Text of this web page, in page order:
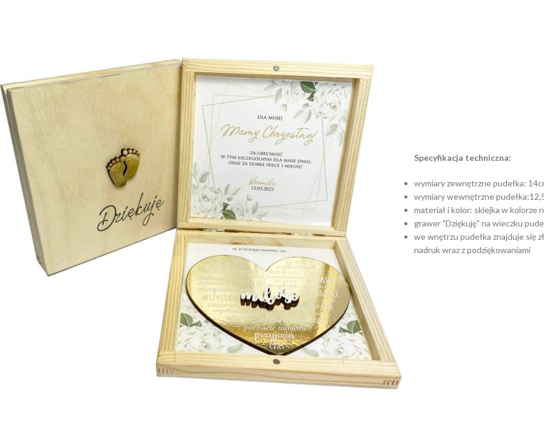
Specyfikacja techniczna:
wymiary zewnętrzne pudełka:
wymiary wewnętrzne
materiał i kolor: sklejka w kolorze
grawer "Dziękuję" na wieczku
we wnętrzu pudełka znajduje się
nadruk wraz z podziękowaniami